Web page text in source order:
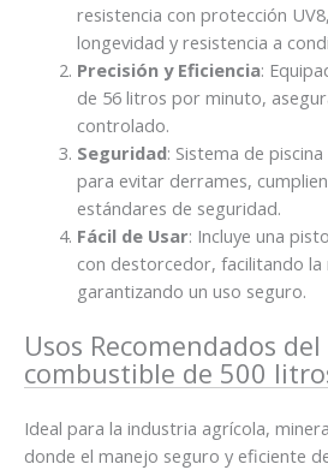
resistencia con protección
longevidad y resistencia a
Precisión y Eficiencia:
de 56 litros por minuto,
controlado.
Seguridad: Sistema de
para evitar derrames,
estándares de seguridad.
Fácil de Usar: Incluye una
con destorcedor, facilitando la
garantizando un uso seguro.
Usos Recomendados
combustible de 500
Ideal para la industria agrícola,
donde el manejo seguro y eficiente